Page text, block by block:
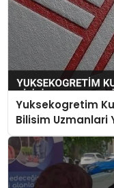
Yuksekogretim
Bilisim Uzmanlari